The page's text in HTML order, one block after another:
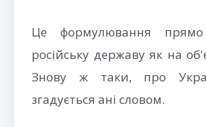
Це формулювання
російську державу як на
Знову ж таки, про
згадується ані словом.